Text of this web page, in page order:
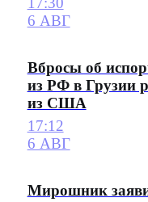
6 АВГ
Вбросы об
из РФ в Грузии
из США
17:12
6 АВГ
Мирошник